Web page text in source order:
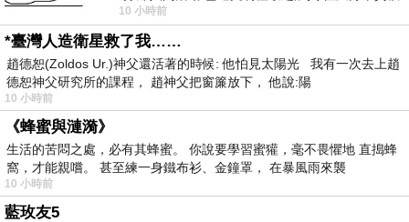
者 只能白白陪葬
10 小時前
*臺灣人造衛星救了我……
趙德恕(Zoldos Ur.)神父還活著的時候: 他怕見太陽光 我有一次去上趙
德恕神父研究所的課程， 趙神父把窗簾放下， 他說:陽
10 小時前
《蜂蜜與漣漪》
生活的苦悶之處，必有其蜂蜜。 你說要學習蜜獾，毫不畏懼地 直搗蜂
窩，才能親嚐。 甚至練一身鐵布衫、金鐘罩， 在暴風雨來襲
10 小時前
藍玫友5